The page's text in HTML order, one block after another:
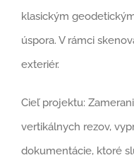
klasickým
úspora. V rámci
exteriér.
Cieľ projektu:
vertikálnych rezov,
dokumentácie, ktoré